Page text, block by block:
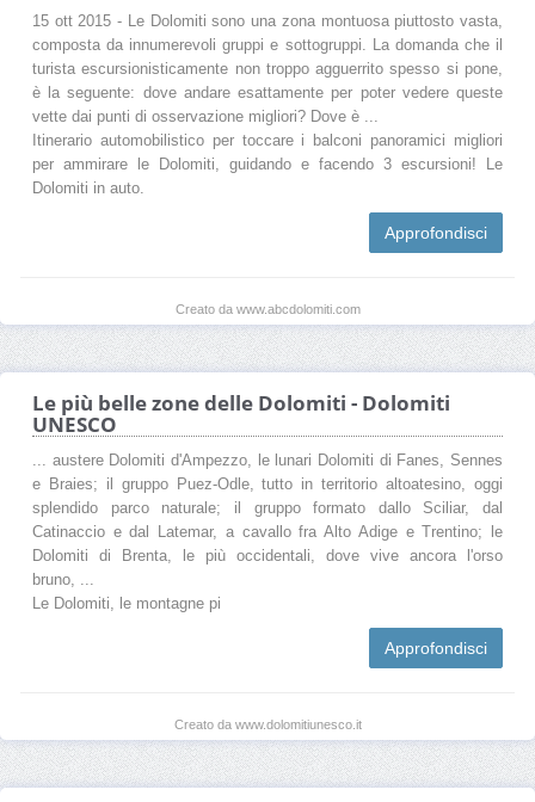
15 ott 2015 - Le Dolomiti sono una zona montuosa piuttosto vasta,
composta da innumerevoli gruppi e sottogruppi. La domanda che il
turista escursionisticamente non troppo agguerrito spesso si pone,
è la seguente: dove andare esattamente per poter vedere queste
vette dai punti di osservazione migliori? Dove è ...
Itinerario automobilistico per toccare i balconi panoramici migliori
per ammirare le Dolomiti, guidando e facendo 3 escursioni! Le
Dolomiti in auto.
Approfondisci
Creato da www.abcdolomiti.com
Le più belle zone delle Dolomiti - Dolomiti
UNESCO
... austere Dolomiti d'Ampezzo, le lunari Dolomiti di Fanes, Sennes
e Braies; il gruppo Puez-Odle, tutto in territorio altoatesino, oggi
splendido parco naturale; il gruppo formato dallo Sciliar, dal
Catinaccio e dal Latemar, a cavallo fra Alto Adige e Trentino; le
Dolomiti di Brenta, le più occidentali, dove vive ancora l'orso
bruno, ...
Le Dolomiti, le montagne pi
Approfondisci
Creato da www.dolomitiunesco.it